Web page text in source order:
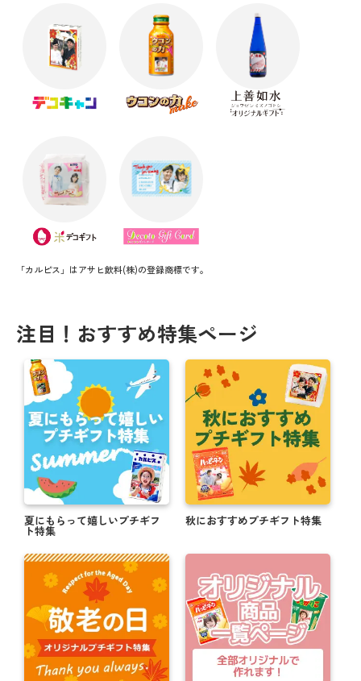
「カルピス」はアサヒ飲料(株)の登録商標です。
注目！おすすめ特集ページ
夏にもらって嬉しいプチギフ
ト特集
秋におすすめプチギフト特集